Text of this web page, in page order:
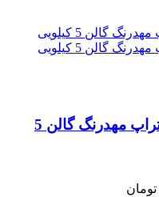
رنگ نیم پلاستیک سفید مات ساتراپ مهدرنگ گالن 5